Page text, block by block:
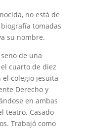
no está de
tomadas
su nombre.
de una
cuarto de diez
el colegio jesuita
Derecho y
en ambas
teatro. Casado
Trabajó como